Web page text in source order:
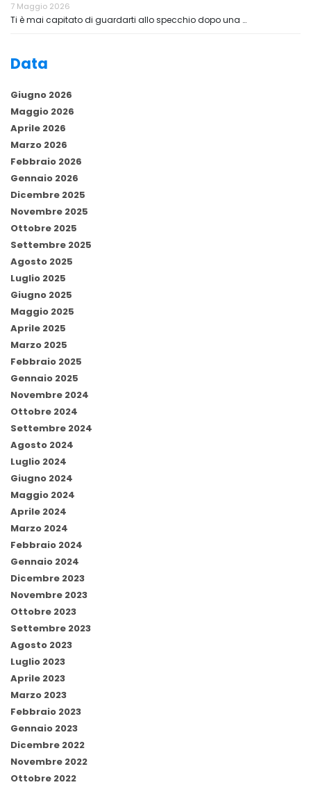
7 Maggio 2026
Ti è mai capitato di guardarti allo specchio dopo una …
Data
Giugno 2026
Maggio 2026
Aprile 2026
Marzo 2026
Febbraio 2026
Gennaio 2026
Dicembre 2025
Novembre 2025
Ottobre 2025
Settembre 2025
Agosto 2025
Luglio 2025
Giugno 2025
Maggio 2025
Aprile 2025
Marzo 2025
Febbraio 2025
Gennaio 2025
Novembre 2024
Ottobre 2024
Settembre 2024
Agosto 2024
Luglio 2024
Giugno 2024
Maggio 2024
Aprile 2024
Marzo 2024
Febbraio 2024
Gennaio 2024
Dicembre 2023
Novembre 2023
Ottobre 2023
Settembre 2023
Agosto 2023
Luglio 2023
Aprile 2023
Marzo 2023
Febbraio 2023
Gennaio 2023
Dicembre 2022
Novembre 2022
Ottobre 2022